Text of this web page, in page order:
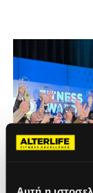
Αυτή η